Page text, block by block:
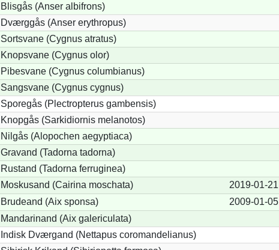
Blisgås (Anser albifrons)
Dværggås (Anser erythropus)
Sortsvane (Cygnus atratus)
Knopsvane (Cygnus olor)
Pibesvane (Cygnus columbianus)
Sangsvane (Cygnus cygnus)
Sporegås (Plectropterus gambensis)
Knopgås (Sarkidiornis melanotos)
Nilgås (Alopochen aegyptiaca)
Gravand (Tadorna tadorna)
Rustand (Tadorna ferruginea)
Moskusand (Cairina moschata) 2019-01-21
Brudeand (Aix sponsa) 2009-01-05
Mandarinand (Aix galericulata)
Indisk Dværgand (Nettapus coromandelianus)